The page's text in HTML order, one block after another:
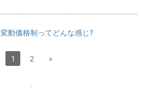
変動価格制ってどんな感じ?
1 2 »